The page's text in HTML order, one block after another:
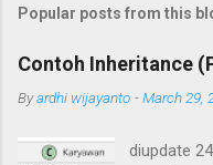
Popular posts from this
Contoh Inheritance
Byardhi wijayanto -March 29,
diupdate